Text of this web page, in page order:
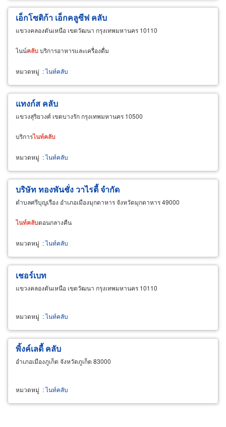
เอ็กโซติก้า เอ็กคลูซีฟ คลับ
แขวงคลองตันเหนือ เขตวัฒนา กรุงเทพมหานคร 10110
ไนน์คลับบริการอาหารและเครื่องดื่ม
หมวดหมู่ :ไนท์คลับ
แทงก์ส คลับ
แขวงสุริยวงศ์ เขตบางรัก กรุงเทพมหานคร 10500
บริการไนท์คลับ
หมวดหมู่ :ไนท์คลับ
บริษัท ทองพันชั่ง วาไรตี้ จำกัด
ตำบลศรีบุญเรือง อำเภอเมืองมุกดาหาร จังหวัดมุกดาหาร 49000
ไนท์คลับตอนกลางคืน
หมวดหมู่ :ไนท์คลับ
เชอร์เบท
แขวงคลองตันเหนือ เขตวัฒนา กรุงเทพมหานคร 10110
หมวดหมู่ :ไนท์คลับ
พิ้งค์เลดี้ คลับ
อำเภอเมืองภูเก็ต จังหวัดภูเก็ต 83000
หมวดหมู่ :ไนท์คลับ